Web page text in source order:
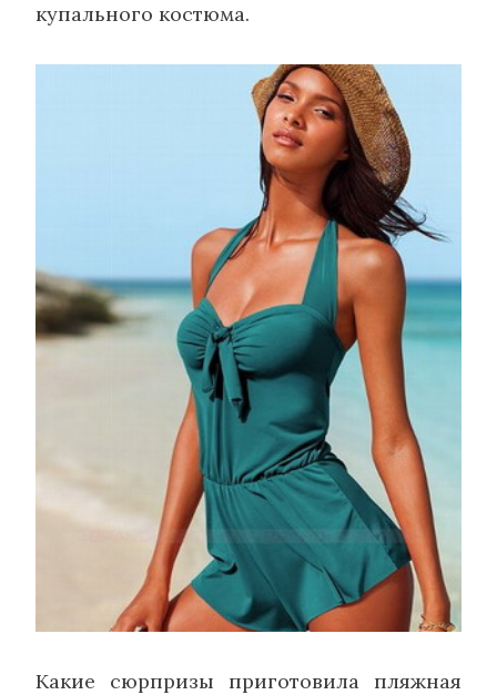
купального костюма.
Какие сюрпризы приготовила пляжная